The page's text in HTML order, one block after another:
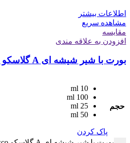
اطلاعات بیشتر
مشاهده سریع
مقایسه
افزودن به علاقه مندی
بورت با شیر شیشه ای A گلاسکو Glassco
حجم
10 ml
100 ml
25 ml
50 ml
پاک کردن